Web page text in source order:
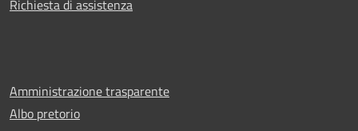
Richiesta di assistenza
Amministrazione trasparente
Albo pretorio